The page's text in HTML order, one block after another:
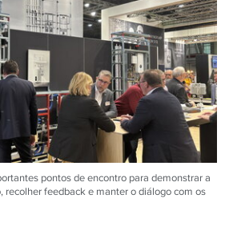
pontos de encontro para demonstrar a
recolher feedback e manter o diálogo com os